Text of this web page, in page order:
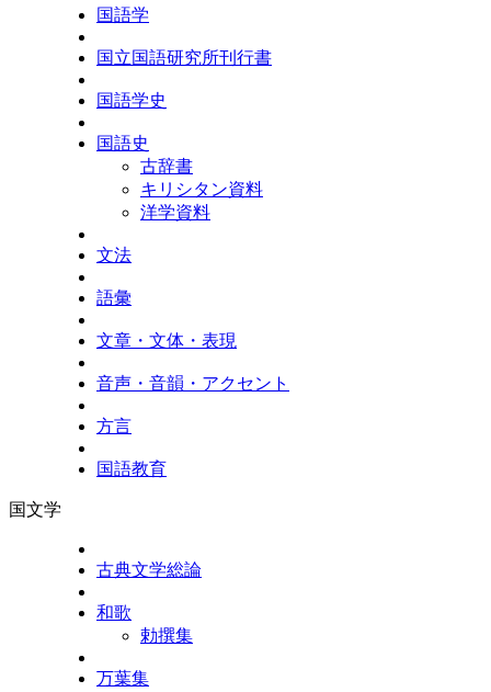
国語学
国立国語研究所刊行書
国語学史
国語史
古辞書
キリシタン資料
洋学資料
文法
語彙
文章・文体・表現
音声・音韻・アクセント
方言
国語教育
国文学
古典文学総論
和歌
勅撰集
万葉集